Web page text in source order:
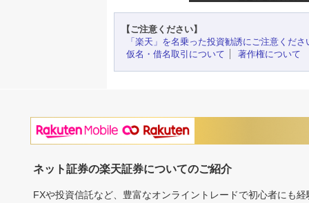
【ご注意ください】
「楽天」を名乗った投資勧誘にご注意くださ
仮名・借名取引について
著作権について
ネット証券の楽天証券についてのご紹介
FXや投資信託など、豊富なオンライントレードで初心者にも